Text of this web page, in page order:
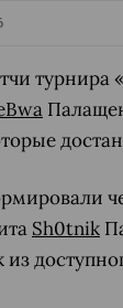
турнира
Sh0tnik
из